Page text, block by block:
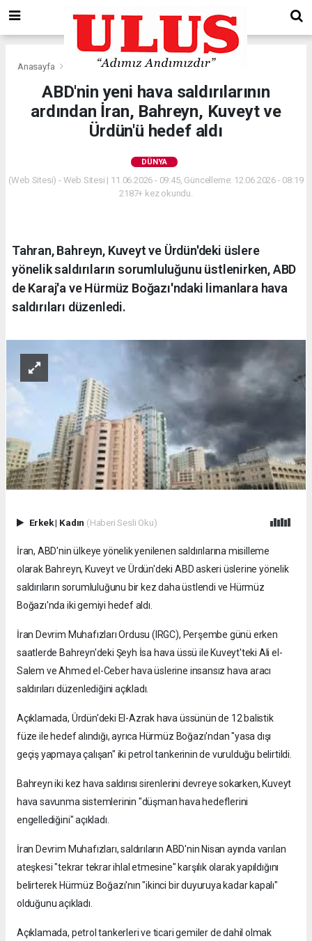
Anasayfa
ABD'nin yeni hava saldırılarının
ardından İran, Bahreyn, Kuveyt ve
Ürdün'ü hedef aldı
DÜNYA
(Web Sitesi) - Web Sitesi | 11.06.2026 - 09:45, Güncelleme: 12.06.2026 - 08:19
2187+ kez okundu.
Tahran, Bahreyn, Kuveyt ve Ürdün'deki üslere
yönelik saldırıların sorumluluğunu üstlenirken, ABD
de Karaj'a ve Hürmüz Boğazı'ndaki limanlara hava
saldırıları düzenledi.
Erkek| Kadın (Haberi Sesli Oku)
İran, ABD'nin ülkeye yönelik yenilenen saldırılarına misilleme
olarak Bahreyn, Kuveyt ve Ürdün'deki ABD askeri üslerine yönelik
saldırıların sorumluluğunu bir kez daha üstlendi ve Hürmüz
Boğazı'nda iki gemiyi hedef aldı.
İran Devrim Muhafızları Ordusu (IRGC), Perşembe günü erken
saatlerde Bahreyn'deki Şeyh İsa hava üssü ile Kuveyt'teki Ali el-
Salem ve Ahmed el-Ceber hava üslerine insansız hava aracı
saldırıları düzenlediğini açıkladı.
Açıklamada, Ürdün'deki El-Azrak hava üssünün de 12 balistik
füze ile hedef alındığı, ayrıca Hürmüz Boğazı'ndan "yasa dışı
geçiş yapmaya çalışan" iki petrol tankerinin de vurulduğu belirtildi.
Bahreyn iki kez hava saldırısı sirenlerini devreye sokarken, Kuveyt
hava savunma sistemlerinin "düşman hava hedeflerini
engellediğini" açıkladı.
İran Devrim Muhafızları, saldırıların ABD'nin Nisan ayında varılan
ateşkesi "tekrar tekrar ihlal etmesine" karşılık olarak yapıldığını
belirterek Hürmüz Boğazı'nın "ikinci bir duyuruya kadar kapalı"
olduğunu açıkladı.
Açıklamada, petrol tankerleri ve ticari gemiler de dahil olmak